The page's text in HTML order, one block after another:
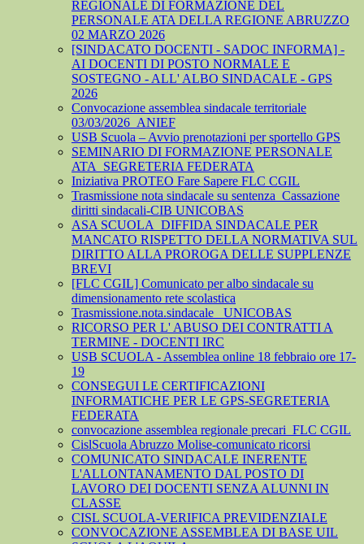
REGIONALE DI FORMAZIONE DEL
PERSONALE ATA DELLA REGIONE ABRUZZO
02 MARZO 2026
[SINDACATO DOCENTI - SADOC INFORMA] -
AI DOCENTI DI POSTO NORMALE E
SOSTEGNO - ALL' ALBO SINDACALE - GPS
2026
Convocazione assemblea sindacale territoriale
03/03/2026_ANIEF
USB Scuola – Avvio prenotazioni per sportello GPS
SEMINARIO DI FORMAZIONE PERSONALE
ATA_SEGRETERIA FEDERATA
Iniziativa PROTEO Fare Sapere FLC CGIL
Trasmissione nota sindacale su sentenza_Cassazione
diritti sindacali-CIB UNICOBAS
ASA SCUOLA_DIFFIDA SINDACALE PER
MANCATO RISPETTO DELLA NORMATIVA SUL
DIRITTO ALLA PROROGA DELLE SUPPLENZE
BREVI
[FLC CGIL] Comunicato per albo sindacale su
dimensionamento rete scolastica
Trasmissione.nota.sindacale _UNICOBAS
RICORSO PER L' ABUSO DEI CONTRATTI A
TERMINE - DOCENTI IRC
USB SCUOLA - Assemblea online 18 febbraio ore 17-
19
CONSEGUI LE CERTIFICAZIONI
INFORMATICHE PER LE GPS-SEGRETERIA
FEDERATA
convocazione assemblea regionale precari_FLC CGIL
CislScuola Abruzzo Molise-comunicato ricorsi
COMUNICATO SINDACALE INERENTE
L'ALLONTANAMENTO DAL POSTO DI
LAVORO DEI DOCENTI SENZA ALUNNI IN
CLASSE
CISL SCUOLA-VERIFICA PREVIDENZIALE
CONVOCAZIONE ASSEMBLEA DI BASE UIL